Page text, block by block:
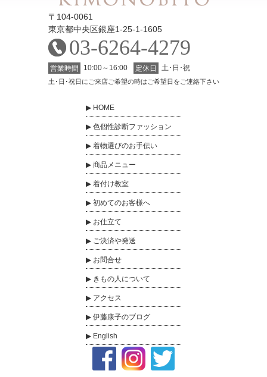
〒104-0061
東京都中央区銀座1-25-1-1605
03-6264-4279
営業時間 10:00～16:00 定休日 土･日･祝
土･日･祝日にご来店ご希望の時はご希望日をご連絡下さい
HOME
色個性診断ファッション
着物選びのお手伝い
商品メニュー
着付け教室
初めてのお客様へ
お仕立て
ご決済や発送
お問合せ
きもの人について
アクセス
伊藤康子のブログ
English